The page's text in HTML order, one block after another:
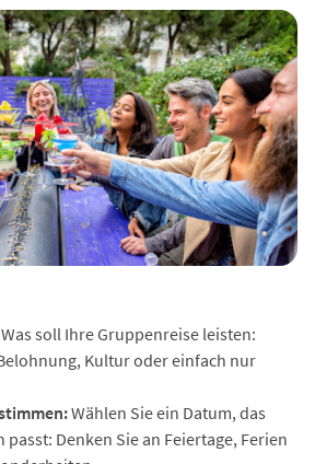
Was soll Ihre Gruppenreise leisten:
Kultur oder einfach nur
Wählen Sie ein Datum, das
passt: Denken Sie an Feiertage, Ferien